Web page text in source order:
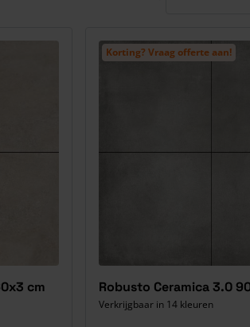
cm
Korting? Vraag offerte aan!
Robusto Ceramica 3.0
Verkrijgbaar in 14 kleuren